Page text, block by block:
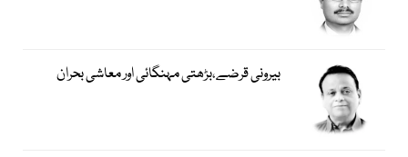
بیرونی قرضے،بڑھتی مہنگائی اور معاشی بحران